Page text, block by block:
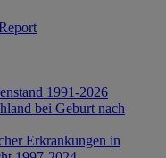
1991-2026
bei Geburt nach
Erkrankungen in